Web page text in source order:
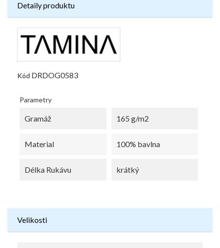
Detaily produktu
Kód DRDOG0583
Parametry
Gramáž 165 g/m2
Material 100% bavlna
Délka Rukávu krátký
Velikosti